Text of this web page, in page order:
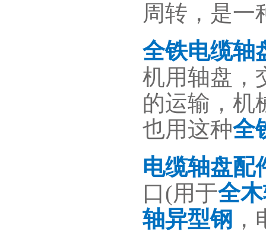
周转，是一
全铁电缆轴
机用轴盘，
的运输，机
也用这种全
电缆轴盘配
口(用于全
轴异型钢